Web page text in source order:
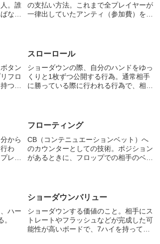
。誰
なら
の支払い方法。これまで全プレイヤーが
一律出していたアンティ（参加費）を、
ャーとしては...
タン
フロ
つ
スローロール
ショーダウンの際、自分のハンドをゆっ
くりと1枚ずつ公開する行為。通常相手
に勝っている際に行われる行為で、相手
から
わ
レイ
フローティング
CB（コンテニュエーションベット）へ
のカウンターとしての技術。ポジション
があるときに、フロップでの相手のベッ
ハー
ショーダウンバリュー
ショーダウンする価値のこと。相手にス
トレートやフラッシュなどが完成した可
能性が高いボードで、7ハイを持ってい